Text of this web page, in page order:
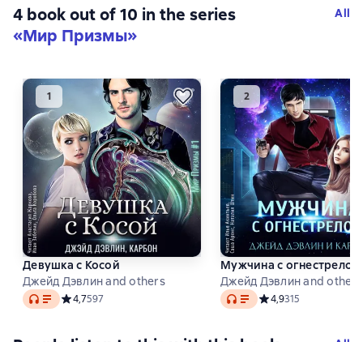
4 book out of 10 in the series
«Мир Призмы»
All
Девушка с Косой
Джейд Дэвлин and others
Audio Средний рейтинг 4,7 на основе 597 оценок
4,7597
Мужчина с огнестрелом
Джейд Дэвлин and others
Audio Средний рейтинг 4,9
4,9315